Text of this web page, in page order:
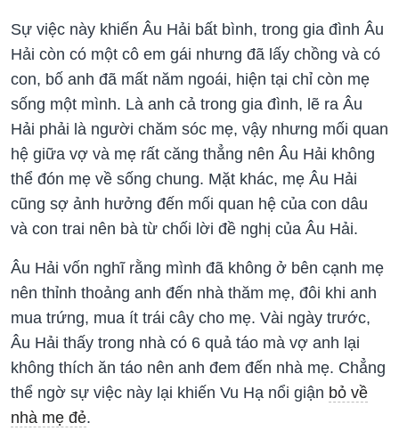
Sự việc này khiến Âu Hải bất bình, trong gia đình Âu
Hải còn có một cô em gái nhưng đã lấy chồng và có
con, bố anh đã mất năm ngoái, hiện tại chỉ còn mẹ
sống một mình. Là anh cả trong gia đình, lẽ ra Âu
Hải phải là người chăm sóc mẹ, vậy nhưng mối quan
hệ giữa vợ và mẹ rất căng thẳng nên Âu Hải không
thể đón mẹ về sống chung. Mặt khác, mẹ Âu Hải
cũng sợ ảnh hưởng đến mối quan hệ của con dâu
và con trai nên bà từ chối lời đề nghị của Âu Hải.
Âu Hải vốn nghĩ rằng mình đã không ở bên cạnh mẹ
nên thỉnh thoảng anh đến nhà thăm mẹ, đôi khi anh
mua trứng, mua ít trái cây cho mẹ. Vài ngày trước,
Âu Hải thấy trong nhà có 6 quả táo mà vợ anh lại
không thích ăn táo nên anh đem đến nhà mẹ. Chẳng
thể ngờ sự việc này lại khiến Vu Hạ nổi giận bỏ về
nhà mẹ đẻ.